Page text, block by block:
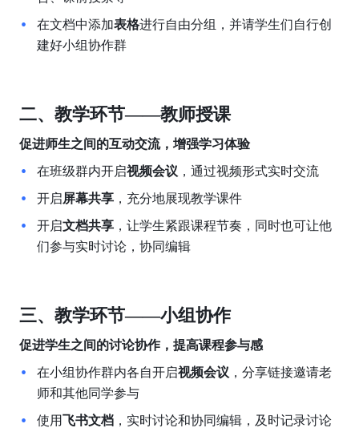
在文档中添加表格进行自由分组，并请学生们自行创
建好小组协作群
二、教学环节——教师授课
促进师生之间的互动交流，增强学习体验
在班级群内开启视频会议 ，通过视频形式实时交流
开启屏幕共享，充分地展现教学课件
开启文档共享，让学生紧跟课程节奏，同时也可让他
们参与实时讨论，协同编辑
三、教学环节——小组协作
促进学生之间的讨论协作，提高课程参与感
在小组协作群内各自开启视频会议 ，分享链接邀请老
师和其他同学参与
使用飞书文档，实时讨论和协同编辑，及时记录讨论